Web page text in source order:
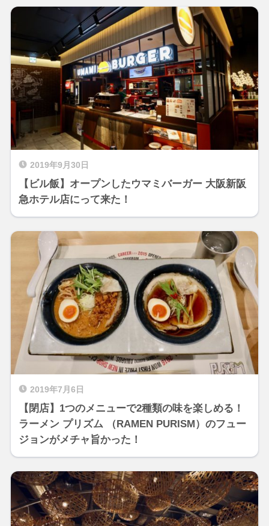
2019年9月30日
【ビル飯】オープンしたウマミバーガー 大阪新阪
急ホテル店にって来た！
2019年7月6日
【閉店】1つのメニューで2種類の味を楽しめる！
ラーメン プリズム （RAMEN PURISM）のフュー
ジョンがメチャ旨かった！